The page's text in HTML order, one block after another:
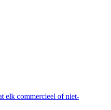
elk commercieel of niet-